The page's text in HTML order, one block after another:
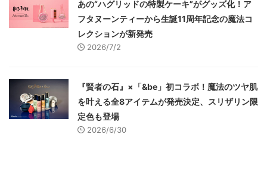
あの“ハグリッドの特製ケーキ”がグッズ化！ア
フタヌーンティーから生誕11周年記念の魔法コ
レクションが新発売
2026/7/2
『賢者の石』×「&be」初コラボ！魔法のツヤ肌
を叶える全8アイテムが発売決定、スリザリン限
定色も登場
2026/6/30